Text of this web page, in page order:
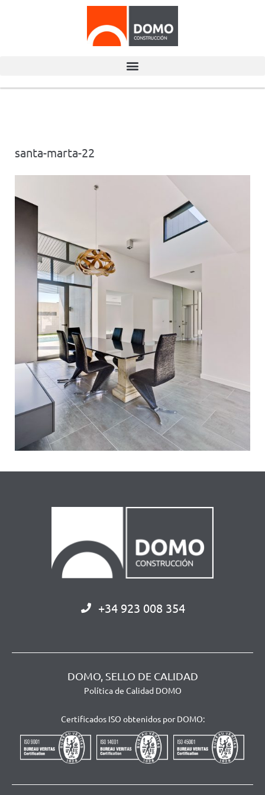
santa-marta-22
+34 923 008 354
DOMO, SELLO DE CALIDAD
Política de Calidad DOMO
Certificados ISO obtenidos por DOMO: